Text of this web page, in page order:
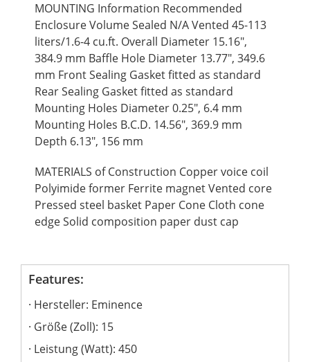
MOUNTING Information Recommended
Enclosure Volume Sealed N/A Vented 45-113
liters/1.6-4 cu.ft. Overall Diameter 15.16",
384.9 mm Baffle Hole Diameter 13.77", 349.6
mm Front Sealing Gasket fitted as standard
Rear Sealing Gasket fitted as standard
Mounting Holes Diameter 0.25", 6.4 mm
Mounting Holes B.C.D. 14.56", 369.9 mm
Depth 6.13", 156 mm
MATERIALS of Construction Copper voice coil
Polyimide former Ferrite magnet Vented core
Pressed steel basket Paper Cone Cloth cone
edge Solid composition paper dust cap
Features:
Hersteller: Eminence
Größe (Zoll): 15
Leistung (Watt): 450